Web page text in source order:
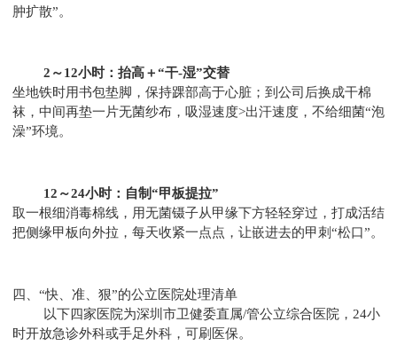
肿扩散”。
2～12小时：抬高＋“干-湿”交替
坐地铁时用书包垫脚，保持踝部高于心脏；到公司后换成干棉
袜，中间再垫一片无菌纱布，吸湿速度>出汗速度，不给细菌“泡
澡”环境。
12～24小时：自制“甲板提拉”
取一根细消毒棉线，用无菌镊子从甲缘下方轻轻穿过，打成活结
把侧缘甲板向外拉，每天收紧一点点，让嵌进去的甲刺“松口”。
四、“快、准、狠”的公立医院处理清单
以下四家医院为深圳市卫健委直属/管公立综合医院，24小
时开放急诊外科或手足外科，可刷医保。